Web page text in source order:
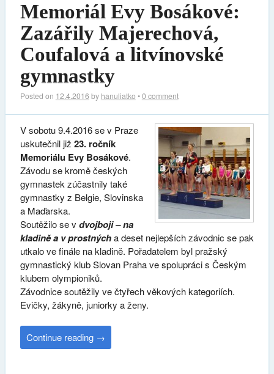
Memoriál Evy Bosákové:
Zazářily Majerechová,
Coufalová a litvínovské
gymnastky
Posted on 12.4.2016 by hanuliatko •0 comment
V sobotu 9.4.2016 se v Praze
uskutečnil již 23. ročník
Memoriálu Evy Bosákové.
Závodu se kromě českých
gymnastek zúčastnily také
gymnastky z Belgie, Slovinska
a Maďarska.
Soutěžilo se v dvojboji – na
kladině a v prostnýcha deset nejlepších závodnic se pak
utkalo ve finále na kladině. Pořadatelem byl pražský
gymnastický klub Slovan Praha ve spolupráci s Českým
klubem olympioniků.
Závodnice soutěžily ve čtyřech věkových kategoriích.
Evičky, žákyně, juniorky a ženy.
Continue reading →